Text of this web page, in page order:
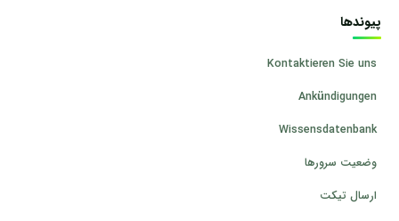
پیوندها
Kontaktieren Sie uns
Ankündigungen
Wissensdatenbank
وضعیت سرورها
ارسال تیکت